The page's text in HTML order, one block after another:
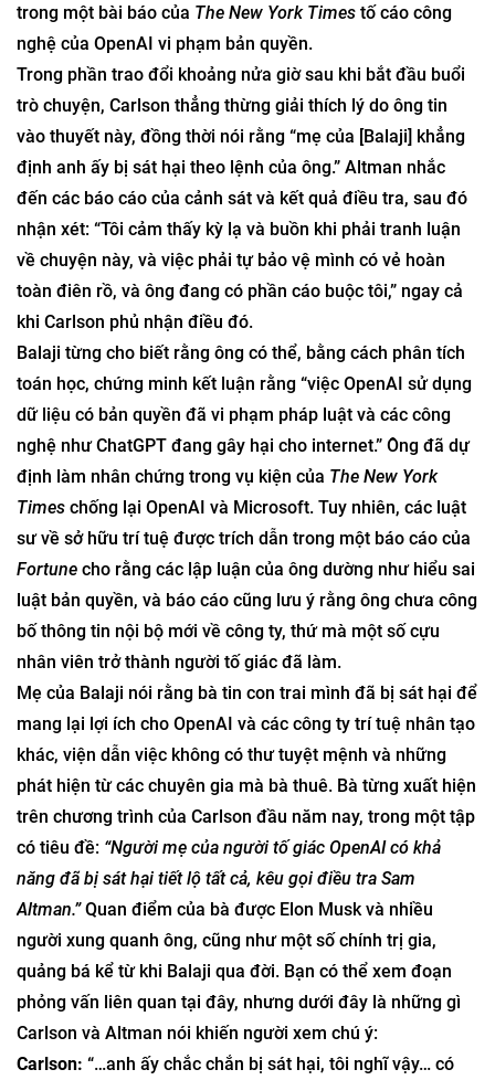
trong một bài báo của The New York Times tố cáo công
nghệ của OpenAI vi phạm bản quyền.
Trong phần trao đổi khoảng nửa giờ sau khi bắt đầu buổi
trò chuyện, Carlson thẳng thừng giải thích lý do ông tin
vào thuyết này, đồng thời nói rằng “mẹ của [Balaji] khẳng
định anh ấy bị sát hại theo lệnh của ông.” Altman nhắc
đến các báo cáo của cảnh sát và kết quả điều tra, sau đó
nhận xét: “Tôi cảm thấy kỳ lạ và buồn khi phải tranh luận
về chuyện này, và việc phải tự bảo vệ mình có vẻ hoàn
toàn điên rồ, và ông đang có phần cáo buộc tôi,” ngay cả
khi Carlson phủ nhận điều đó.
Balaji từng cho biết rằng ông có thể, bằng cách phân tích
toán học, chứng minh kết luận rằng “việc OpenAI sử dụng
dữ liệu có bản quyền đã vi phạm pháp luật và các công
nghệ như ChatGPT đang gây hại cho internet.” Ông đã dự
định làm nhân chứng trong vụ kiện của The New York
Times chống lại OpenAI và Microsoft. Tuy nhiên, các luật
sư về sở hữu trí tuệ được trích dẫn trong một báo cáo của
Fortune cho rằng các lập luận của ông dường như hiểu sai
luật bản quyền, và báo cáo cũng lưu ý rằng ông chưa công
bố thông tin nội bộ mới về công ty, thứ mà một số cựu
nhân viên trở thành người tố giác đã làm.
Mẹ của Balaji nói rằng bà tin con trai mình đã bị sát hại để
mang lại lợi ích cho OpenAI và các công ty trí tuệ nhân tạo
khác, viện dẫn việc không có thư tuyệt mệnh và những
phát hiện từ các chuyên gia mà bà thuê. Bà từng xuất hiện
trên chương trình của Carlson đầu năm nay, trong một tập
có tiêu đề: “Người mẹ của người tố giác OpenAI có khả
năng đã bị sát hại tiết lộ tất cả, kêu gọi điều tra Sam
Altman.”Quan điểm của bà được Elon Musk và nhiều
người xung quanh ông, cũng như một số chính trị gia,
quảng bá kể từ khi Balaji qua đời. Bạn có thể xem đoạn
phỏng vấn liên quan tại đây, nhưng dưới đây là những gì
Carlson và Altman nói khiến người xem chú ý:
Carlson: “…anh ấy chắc chắn bị sát hại, tôi nghĩ vậy… có